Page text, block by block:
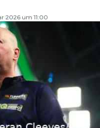
2026 um 11:00